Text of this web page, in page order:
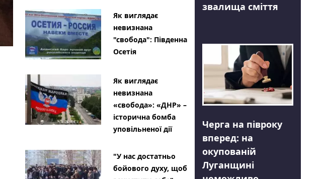
Як виглядає
невизнана
"свобода": Південна
Осетія
Як виглядає
невизнана
«свобода»: «ДНР» –
історична бомба
уповільненої дії
"У нас достатньо
бойового духу, щоб
звалища сміття
Черга на півроку
вперед: на
окупованій
Луганщині